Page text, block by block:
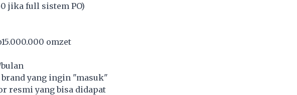
jika full sistem PO)
omzet
yang ingin "masuk"
resmi yang bisa didapat